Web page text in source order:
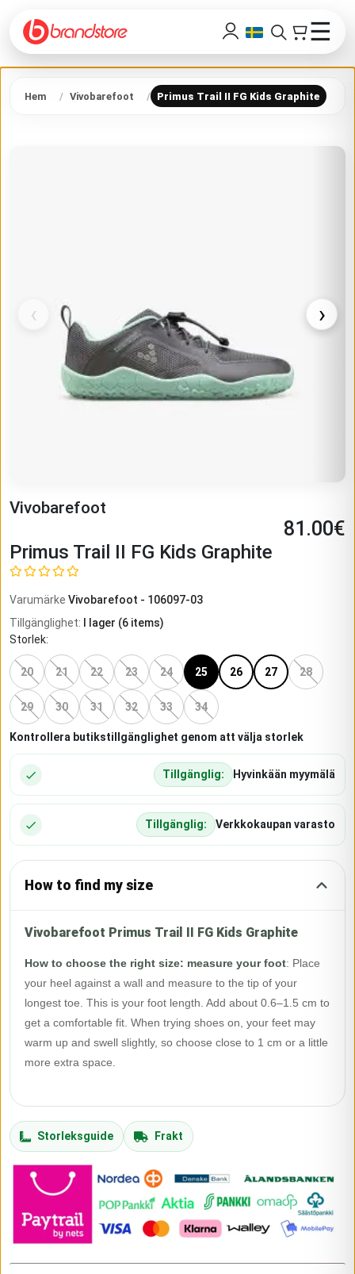
☰
Hem Vivobarefoot Primus Trail II FG Kids Graphite
‹ ›
Vivobarefoot
81.00€
Primus Trail II FG Kids Graphite
Varumärke Vivobarefoot - 106097-03
Tillgänglighet: I lager (6 items)
Storlek:
20 21 22 23 24 25 26 27 28
29 30 31 32 33 34
Kontrollera butikstillgänglighet genom att välja storlek
Tillgänglig: Hyvinkään myymälä
Tillgänglig: Verkkokaupan varasto
How to find my size
Vivobarefoot Primus Trail II FG Kids Graphite
How to choose the right size: measure your foot: Place
your heel against a wall and measure to the tip of your
longest toe. This is your foot length. Add about 0.6–1.5 cm to
get a comfortable fit. When trying shoes on, your feet may
warm up and swell slightly, so choose close to 1 cm or a little
more extra space.
Storleksguide Frakt